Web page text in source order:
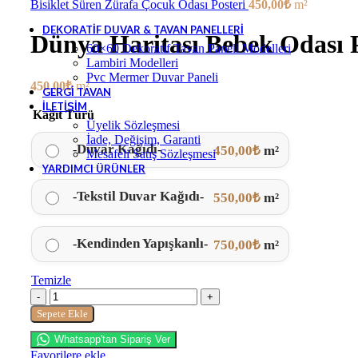
DEKORATIF DUVAR & TAVAN PANELLERI
60×60 Dekoratif Tavan Paneli Modelleri
Lambiri Modelleri
Pvc Mermer Duvar Paneli
GERGI TAVAN
İLETIŞIM
Üyelik Sözleşmesi
İade, Değişim, Garanti
Mesafeli Satış Sözleşmesi
YARDIMCI ÜRÜNLER
Bisiklet Süren Zürafa Çocuk Odası Posteri 450,00₺m²
Dünya Haritası Bebek Odası
450,00₺m²
Kağıt Türü
-Duvar Kağıdı- 450,00₺ m²
-Tekstil Duvar Kağıdı- 550,00₺ m²
-Kendinden Yapışkanlı- 750,00₺ m²
Temizle
Sepete Ekle
Whatsapp'tan Sipariş Ver
Favorilere ekle